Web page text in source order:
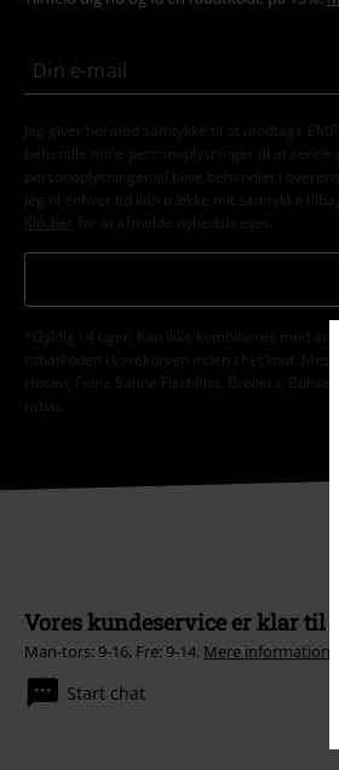
Jeg giver hermed samtykke til at modtage
behandle mine personoplysninger til at
personoplysninger vil blive behandlet i
jeg til enhver tid kan trække mit samtykke
Klik her
for at afmelde nyhedsbrevet.
*Gyldig i 4 uger. Kan ikke kombineres med
rabatkoden i varekurven inden checkout.
Hosen, Feine Sahne Fischfilet, Broilers,
rabat.
Vores kundeservice er klar til
Man-tors: 9-16, Fre: 9-14. Mere information
Start chat